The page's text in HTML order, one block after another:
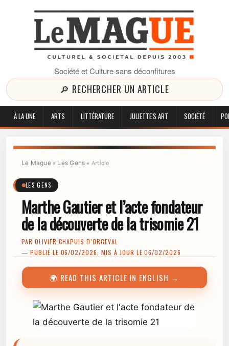
Société et Culture sans déconfitures
🔎 RECHERCHER UN ARTICLE
À LA UNE ARTS LITTÉRATURE JULIETTE'S ART SOCIÉTÉ
Le Mague» Les Gens » Article
LES GENS
Marthe Gautier et l’acte fondateur
de la découverte de la trisomie 21
PAR OLIVIER CHAPUIS D’ORGEVAL
— PUBLIÉ LE 06/02/2026, MIS À JOUR LE 06/02/2026
🌍 READ THIS ARTICLE IN ENGLISH →